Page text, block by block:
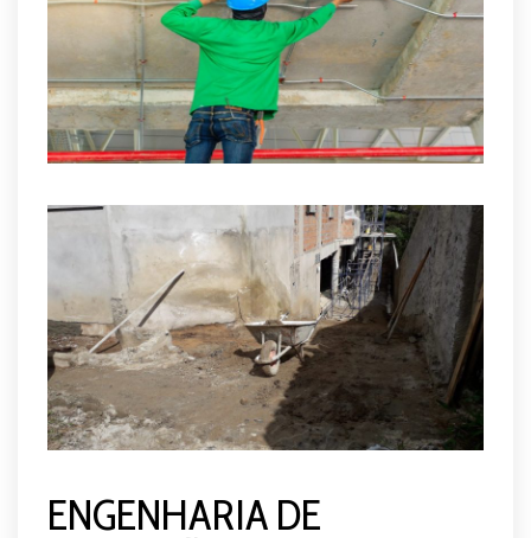
ENGENHARIA DE